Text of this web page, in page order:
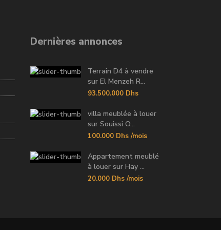
Dernières annonces
Terrain D4 à vendre
sur El Menzeh R...
93.500.000 Dhs
villa meublée à louer
sur Souissi O...
100.000 Dhs /mois
Appartement meublé
à louer sur Hay ...
20.000 Dhs /mois